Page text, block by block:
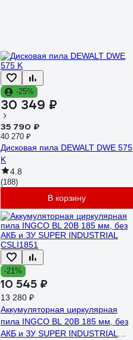
-25%
30 349 ₽
35 790 ₽
40 270 ₽
Дисковая пила DEWALT DWE 575
K
4.8
(188)
В корзину
-21%
10 545 ₽
13 280 ₽
Аккумуляторная циркулярная
пила INGCO BL 20В 185 мм, без
АКБ и ЗУ SUPER INDUSTRIAL